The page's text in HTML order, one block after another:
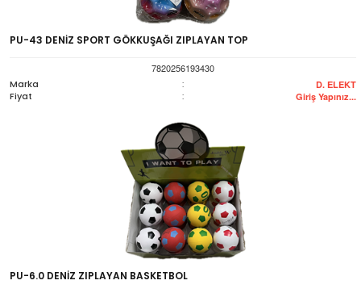
PU-43 DENİZ SPORT GÖKKUŞAĞI ZIPLAYAN TOP
7820256193430
Marka
: D. ELEKT
Fiyat : Giriş Yapınız...
PU-6.0 DENİZ ZIPLAYAN BASKETBOL